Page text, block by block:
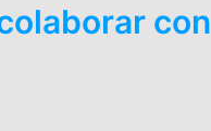
con